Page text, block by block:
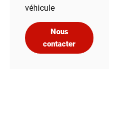
véhicule
Nous
contacter